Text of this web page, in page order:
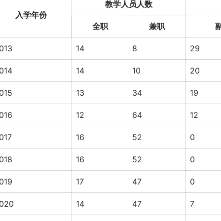
入学年份
教学人员人数
全职 兼职
14 8 29
14 10 20
13 34 19
12 64 12
16 52 0
16 52 0
17 47 0
14 47 7